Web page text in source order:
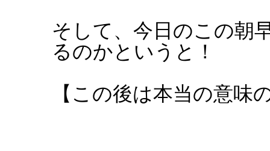
そして、今日のこの朝
るのかというと！
【この後は本当の意味